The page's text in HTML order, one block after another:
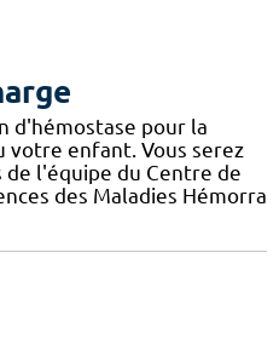
d'hémostase pour la
votre enfant. Vous serez
de l'équipe du Centre de
des Maladies Hémorra